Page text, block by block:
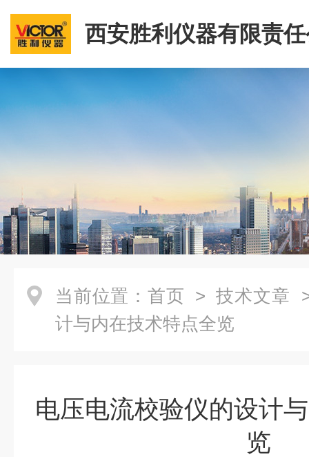
西安胜利仪器有限责
当前位置： 首页 > 技术文章
计与内在技术特点全览
电压电流校验仪的设计
览